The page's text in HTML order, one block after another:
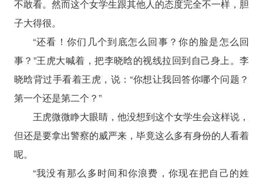
不敢看。然而这个女学生跟其他人的态度完全不一样，胆
子大得很。
“还看！你们几个到底怎么回事？你的脸是怎么回
事？”王虎大喊着，把李晓晗的视线拉回到自己身上。李
晓晗背过手看着王虎，说：“你想让我回答你哪个问题？
第一个还是第二个？”
王虎微微睁大眼睛，他没想到这个女学生会这样说，
但还是要拿出警察的威严来，毕竟这么多有身份的人看着
呢。
“我没有那么多时间和你浪费，你现在把自己的姓